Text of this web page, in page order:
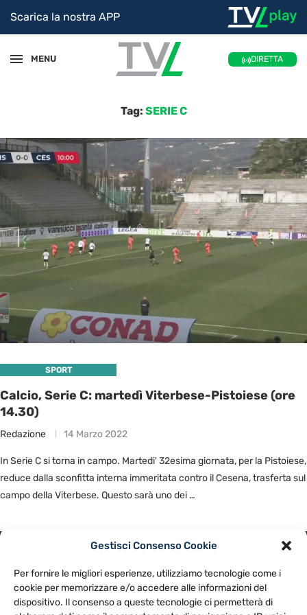
Gestisci Consenso Cookie
Per fornire le migliori esperienze, utilizziamo tecnologie come i
cookie per memorizzare e/o accedere alle informazioni del
dispositivo. Il consenso a queste tecnologie ci permetterà di
Scarica la nostra APP
MENU DIRETTA
Tag: SERIE C
SPORT
Calcio, Serie C: martedì Viterbese-Pistoiese (ore
14.30)
Redazione 14 Marzo 2022
In Serie C si torna in campo. Martedi' 32esima giornata, per la Pistoiese,
reduce dalla sconfitta interna immeritata contro il Cesena, trasferta sul
campo della Viterbese. Questo sarà uno dei …
NOTE LEGALI
CONTATTACI PREFERENZE